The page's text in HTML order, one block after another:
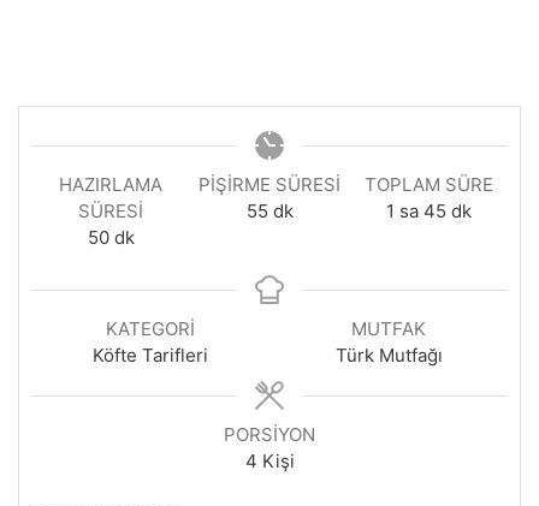
HAZIRLAMA
SÜRESI
50dakika
dk
PIŞIRME SÜRESI
55dakika
dk
TOPLAM SÜRE
1 saat
sa 45dakika
dk
KATEGORI
Köfte Tarifleri
MUTFAK
Türk Mutfağı
PORSIYON
4 Kişi